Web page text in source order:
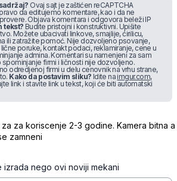
Ovaj sajt je zaštićen reCAPTCHA
da editujemo komentare, kao i da ne
Objava komentara i odgovora beleži IP
tekst? Budite pristojni i konstruktivni. Upišite
Možete ubacivati linkove, smajlije, ćirilicu,
ili zatražite pomoć. Nije dozvoljeno psovanje,
lične poruke, kontakt podaci, reklamiranje, cene u
admina. Komentari su namenjeni za sam
firmi i ličnosti nije dozvoljeno.
odredjenoj firmi u delu cenovnik na vrhu strane,
Kako da postavim sliku? Idite na imgur.com,
link i stavite link u tekst, koji će biti automatski
za koriscenje 2-3 godine. Kamera bitna a
zamneni
izrada nego ovi noviji mekani